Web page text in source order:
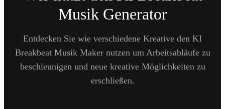
Musik Generator
Entdecken Sie wie verschiedene Kreative den KI
Breakbeat Musik Maker nutzen um Arbeitsabläufe zu
beschleunigen und neue kreative Möglichkeiten zu
erschließen.